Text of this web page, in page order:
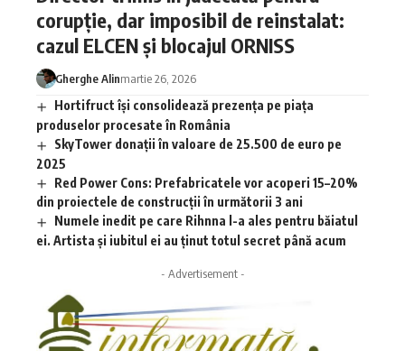
corupție, dar imposibil de reinstalat:
cazul ELCEN și blocajul ORNISS
Gherghe Alinmartie 26, 2026
Hortifruct își consolidează prezența pe piața
produselor procesate în România
SkyTower donații în valoare de 25.500 de euro pe
2025
Red Power Cons: Prefabricatele vor acoperi 15–20%
din proiectele de construcții în următorii 3 ani
Numele inedit pe care Rihnna l-a ales pentru băiatul
ei. Artista și iubitul ei au ținut totul secret până acum
- Advertisement -